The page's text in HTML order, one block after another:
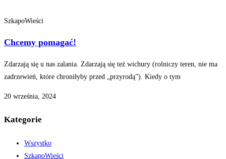
SzkapoWieści
Chcemy pomagać!
Zdarzają się u nas zalania. Zdarzają się też wichury (rolniczy teren, nie ma
zadrzewień, które chroniłyby przed „przyrodą”). Kiedy o tym
20 września, 2024
Kategorie
Wszystko
SzkapoWieści